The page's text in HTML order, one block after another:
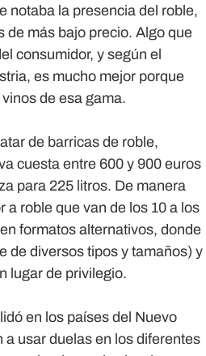
notaba la presencia del roble,
de más bajo precio. Algo que
consumidor, y según el
es mucho mejor porque
de esa gama.
de barricas de roble,
cuesta entre 600 y 900 euros
para 225 litros. De manera
a roble que van de los 10 a los
formatos alternativos, donde
de diversos tipos y tamaños) y
lugar de privilegio.
en los países del Nuevo
usar duelas en los diferentes